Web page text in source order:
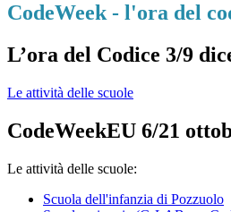
CodeWeek - l'ora del
L’ora del Codice 3/9
Le attività delle scuole
CodeWeekEU 6/21
Le attività delle scuole:
Scuola dell'infanzia di Pozzuolo